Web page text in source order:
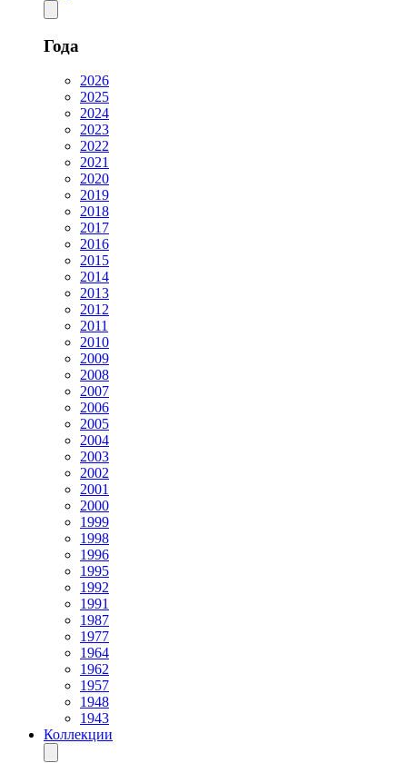
Года
2026
2025
2024
2023
2022
2021
2020
2019
2018
2017
2016
2015
2014
2013
2012
2011
2010
2009
2008
2007
2006
2005
2004
2003
2002
2001
2000
1999
1998
1996
1995
1992
1991
1987
1977
1964
1962
1957
1948
1943
Коллекции